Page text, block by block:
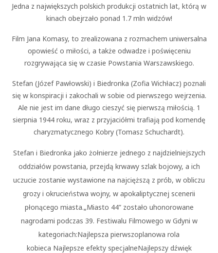
Jedna z największych polskich produkcji ostatnich lat, którą w
kinach obejrzało ponad 1.7 mln widzów!
Film Jana Komasy, to zrealizowana z rozmachem uniwersalna
opowieść o miłości, a także odwadze i poświęceniu
rozgrywająca się w czasie Powstania Warszawskiego.
Stefan (Józef Pawłowski) i Biedronka (Zofia Wichłacz) poznali
się w konspiracji i zakochali w sobie od pierwszego wejrzenia.
Ale nie jest im dane długo cieszyć się pierwszą miłością. 1
sierpnia 1944 roku, wraz z przyjaciółmi trafiają pod komendę
charyzmatycznego Kobry (Tomasz Schuchardt).
Stefan i Biedronka jako żołnierze jednego z najdzielniejszych
oddziałów powstania, przejdą krwawy szlak bojowy, a ich
uczucie zostanie wystawione na najcięższą z prób, w obliczu
grozy i okrucieństwa wojny, w apokaliptycznej scenerii
płonącego miasta.„Miasto 44” zostało uhonorowane
nagrodami podczas 39. Festiwalu Filmowego w Gdyni w
kategoriach:Najlepsza pierwszoplanowa rola
kobieca Najlepsze efekty specjalneNajlepszy dźwięk